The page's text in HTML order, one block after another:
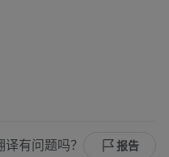
译有问题吗？ 报告